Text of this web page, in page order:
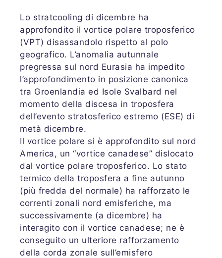
Lo stratcooling di dicembre ha
approfondito il vortice polare troposferico
(VPT) disassandolo rispetto al polo
geografico. L’anomalia autunnale
pregressa sul nord Eurasia ha impedito
l’approfondimento in posizione canonica
tra Groenlandia ed Isole Svalbard nel
momento della discesa in troposfera
dell’evento stratosferico estremo (ESE) di
metà dicembre.
Il vortice polare si è approfondito sul nord
America, un “vortice canadese” dislocato
dal vortice polare troposferico. Lo stato
termico della troposfera a fine autunno
(più fredda del normale) ha rafforzato le
correnti zonali nord emisferiche, ma
successivamente (a dicembre) ha
interagito con il vortice canadese; ne è
conseguito un ulteriore rafforzamento
della corda zonale sull’emisfero